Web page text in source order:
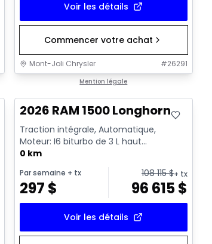
Voir les détails
Commencer votre achat
Mont-Joli Chrysler #26291
Mention légale
2026 RAM 1500 Longhorn
Traction intégrale, Automatique,
Moteur: I6 biturbo de 3 L haut
rendement avec arrêt au ralenti - 6 ...
0 km
Par semaine + tx
297 $
108 115$+ tx
96 615$
Voir les détails